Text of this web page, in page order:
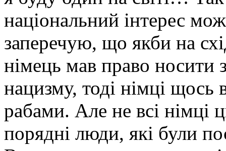
національний інтерес
заперечую, що якби на
німець мав право носити
нацизму, тоді німці щось
рабами. Але не всі німці
порядні люди, які були